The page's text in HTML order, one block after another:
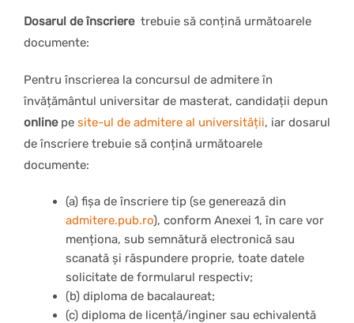
Dosarul de înscrieretrebuie să conțină următoarele
documente:
Pentru înscrierea la concursul de admitere în
învățământul universitar de masterat, candidații depun
onlinepe site-ul de admitere al universității, iar dosarul
de înscriere trebuie să conțină următoarele
documente:
(a) fișa de înscriere tip (se generează din
admitere.pub.ro), conform Anexei 1, în care vor
menționa, sub semnătură electronică sau
scanată și răspundere proprie, toate datele
solicitate de formularul respectiv;
(b) diploma de bacalaureat;
(c) diploma de licență/inginer sau echivalentă